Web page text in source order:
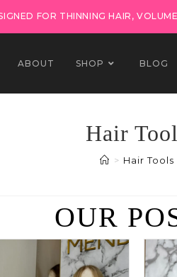
FOR THINNING HAIR,
ABOUT SHOP BLOG
Hair
> Hair Tools
OUR